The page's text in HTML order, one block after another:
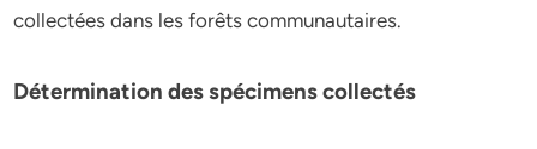
collectées dans les forêts communautaires.
Détermination des spécimens collectés